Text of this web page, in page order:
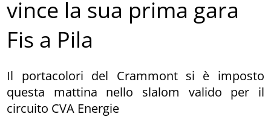
vince la sua prima gara
Fis a Pila
Il portacolori del Crammont si è imposto
questa mattina nello slalom valido per il
circuito CVA Energie